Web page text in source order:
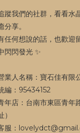
蹤我們的社群，看看水
分享。
任何想說的話，也歡迎
閃閃發光 ✨
業人名稱：寶石佳有限
編：95434152
年店：台南市東區青年
）
服：